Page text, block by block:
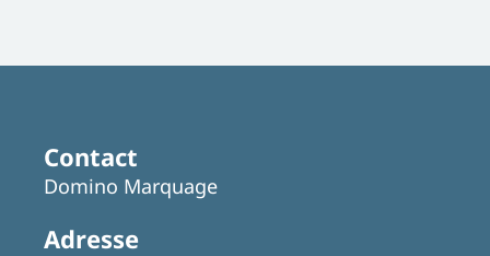
Contact
Domino Marquage
Adresse